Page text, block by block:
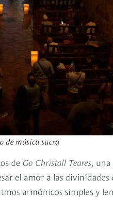
de música sacra
de Go Christall Teares,
el amor a las
armónicos simples y